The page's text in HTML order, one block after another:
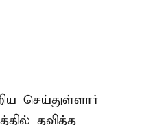
செய்துள்ளார்
தவித்த